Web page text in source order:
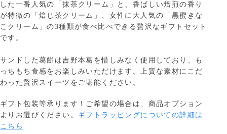
した一番人気の「抹茶クリーム」と、香ばしい焙煎の香り
が特徴の「焙じ茶クリーム」、女性に大人気の「黒蜜きな
こクリーム」の3種類が食べ比べできる贅沢なギフトセット
です。
サンドした葛餅は吉野本葛を惜しみなく使用しており、も
っちもち食感をお楽しみいただけます。上質な素材にこだ
わった贅沢スイーツをご堪能ください。
ギフト包装等承ります！ご希望の場合は、商品オプション
よりお選びください。 ギフトラッピングについての詳細は
こちら